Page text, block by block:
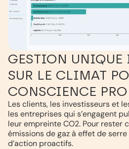
GESTION UNIQUE
SUR LE CLIMAT
CONSCIENCE
Les clients, les investisseurs et
les entreprises qui s’engagent
leur empreinte CO2. Pour rester
émissions de gaz à effet de
d’action proactifs.